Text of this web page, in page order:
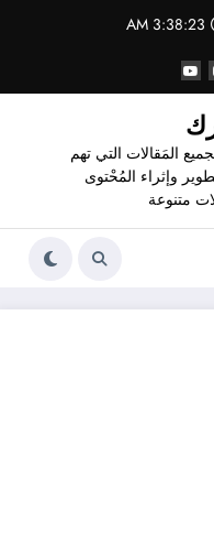
3:38:24 AM
المَقالات التي تهم
وإثراء المُحْتوى
متنوعة